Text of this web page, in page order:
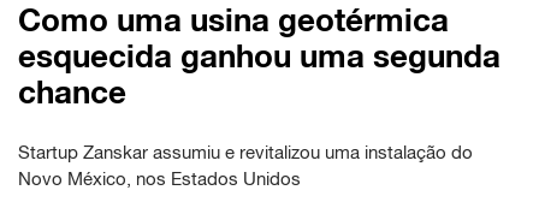
Como uma usina geotérmica
esquecida ganhou uma segunda
chance
Startup Zanskar assumiu e revitalizou uma instalação do
Novo México, nos Estados Unidos